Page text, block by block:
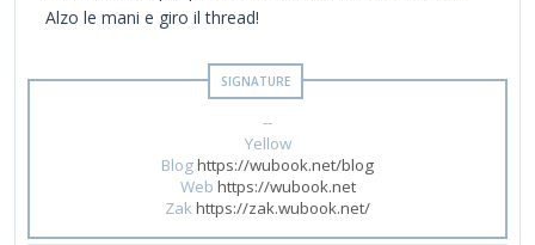
Alzo le mani e giro il thread!
--
Yellow
Bloghttps://wubook.net/blog
Web https://wubook.net
Zakhttps://zak.wubook.net/